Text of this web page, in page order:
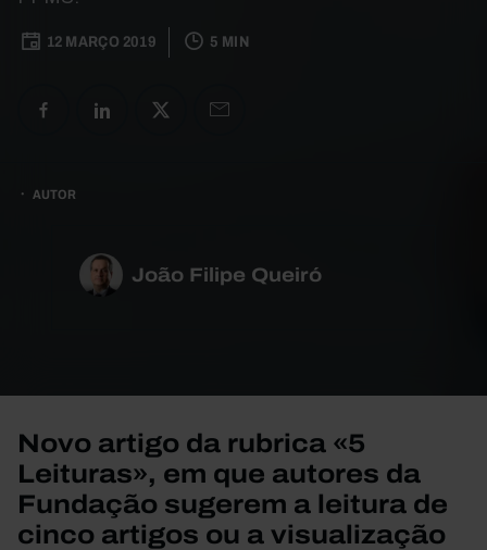
12 MARÇO 2019 5 MIN
AUTOR
João Filipe Queiró
Novo artigo da rubrica «5
Leituras», em que autores da
Fundação sugerem a leitura de
cinco artigos ou a visualização